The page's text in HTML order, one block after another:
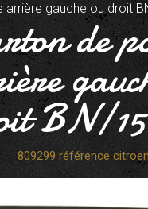
arrière gauche ou droit
de
BN/
809299 référence